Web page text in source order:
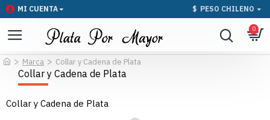
MI CUENTA $ PESO CHILENO
0
Marca Collar y Cadena de Plata
Collar y Cadena de Plata
Collar y Cadena de Plata